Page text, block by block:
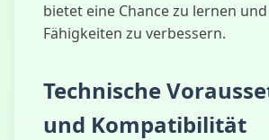
bietet eine Chance zu lernen
Fähigkeiten zu verbessern.
Technische
und Kompatibilität